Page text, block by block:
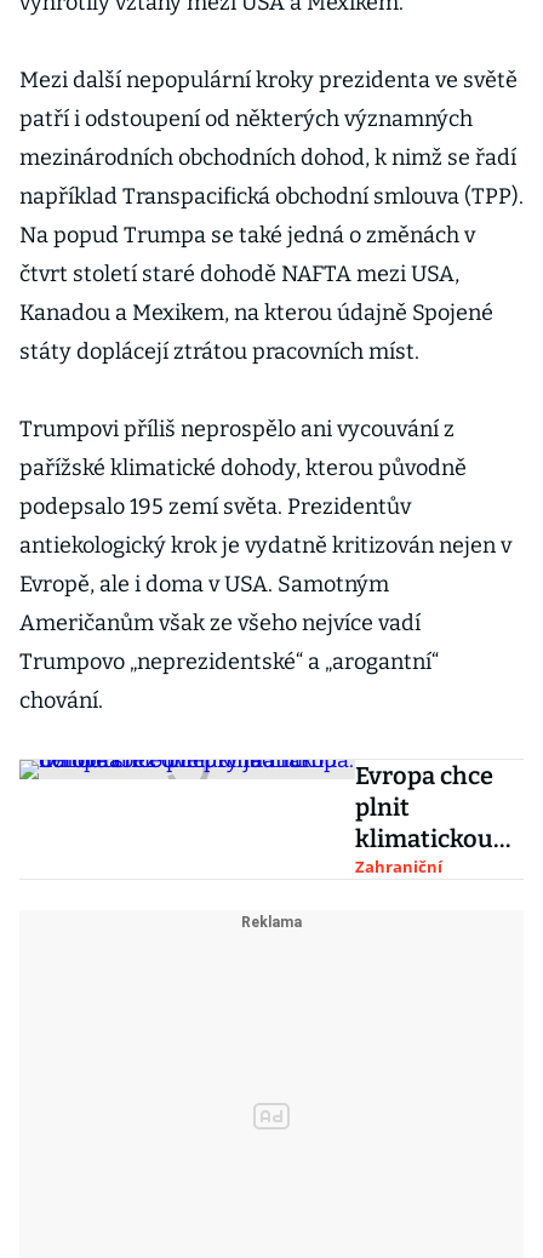
Mezi další nepopulární kroky prezidenta ve světě
patří i odstoupení od některých významných
mezinárodních obchodních dohod, k nimž se řadí
například Transpacifická obchodní smlouva (TPP).
Na popud Trumpa se také jedná o změnách v
čtvrt století staré dohodě NAFTA mezi USA,
Kanadou a Mexikem, na kterou údajně Spojené
státy doplácejí ztrátou pracovních míst.
Trumpovi příliš neprospělo ani vycouvání z
pařížské klimatické dohody, kterou původně
podepsalo 195 zemí světa. Prezidentův
antiekologický krok je vydatně kritizován nejen v
Evropě, ale i doma v USA. Samotným
Američanům však ze všeho nejvíce vadí
Trumpovo „neprezidentské“ a „arogantní“
chování.
Evropa chce
plnit
klimatickou
dohodu bez
Zahraniční